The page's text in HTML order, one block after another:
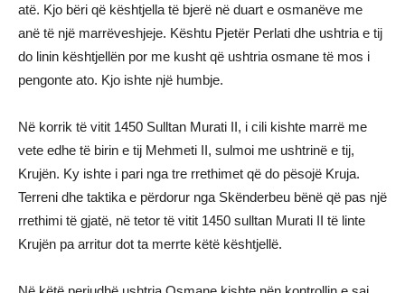
atë. Kjo bëri që kështjella të bjerë në duart e osmanëve me
anë të një marrëveshjeje. Kështu Pjetër Perlati dhe ushtria e tij
do linin kështjellën por me kusht që ushtria osmane të mos i
pengonte ato. Kjo ishte një humbje.
Në korrik të vitit 1450 Sulltan Murati II, i cili kishte marrë me
vete edhe të birin e tij Mehmeti II, sulmoi me ushtrinë e tij,
Krujën. Ky ishte i pari nga tre rrethimet që do pësojë Kruja.
Terreni dhe taktika e përdorur nga Skënderbeu bënë që pas një
rrethimi të gjatë, në tetor të vitit 1450 sulltan Murati II të linte
Krujën pa arritur dot ta merrte këtë kështjellë.